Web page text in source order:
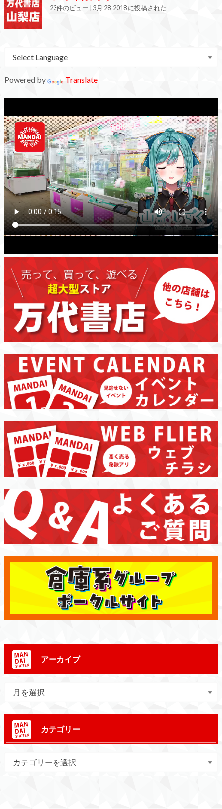
23件のビュー | 3月 28, 2018 に投稿された
Powered by Translate
アーカイブ
カテゴリー